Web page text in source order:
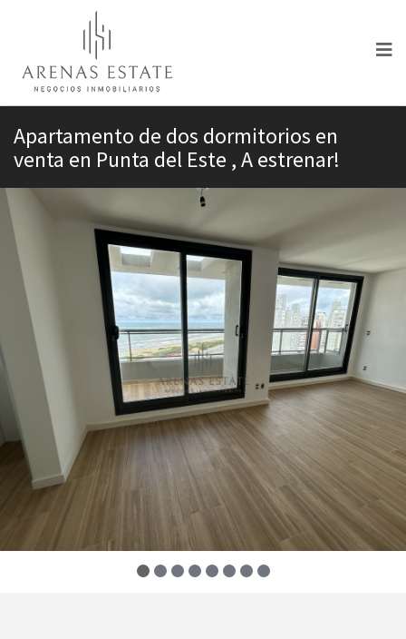
Apartamento de dos dormitorios en
venta en Punta del Este , A estrenar!